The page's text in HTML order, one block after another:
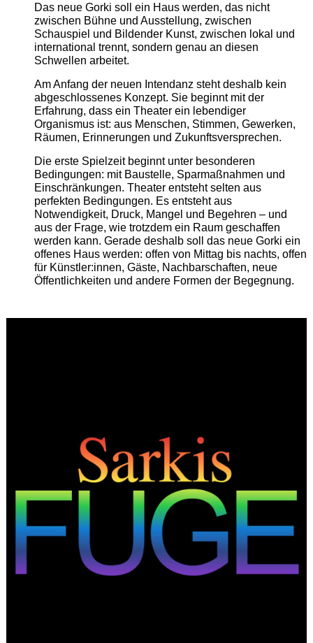
Das neue Gorki soll ein Haus werden, das nicht
zwischen Bühne und Ausstellung, zwischen
Schauspiel und Bildender Kunst, zwischen lokal und
international trennt, sondern genau an diesen
Schwellen arbeitet.
Am Anfang der neuen Intendanz steht deshalb kein
abgeschlossenes Konzept. Sie beginnt mit der
Erfahrung, dass ein Theater ein lebendiger
Organismus ist: aus Menschen, Stimmen, Gewerken,
Räumen, Erinnerungen und Zukunftsversprechen.
Die erste Spielzeit beginnt unter besonderen
Bedingungen: mit Baustelle, Sparmaßnahmen und
Einschränkungen. Theater entsteht selten aus
perfekten Bedingungen. Es entsteht aus
Notwendigkeit, Druck, Mangel und Begehren – und
aus der Frage, wie trotzdem ein Raum geschaffen
werden kann. Gerade deshalb soll das neue Gorki ein
offenes Haus werden: offen von Mittag bis nachts, offen
für Künstler:innen, Gäste, Nachbarschaften, neue
Öffentlichkeiten und andere Formen der Begegnung.